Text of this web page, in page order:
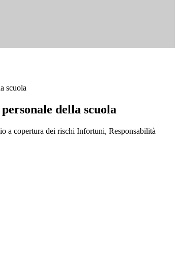
scuola
della scuola
a copertura dei rischi Infortuni, Responsabilità